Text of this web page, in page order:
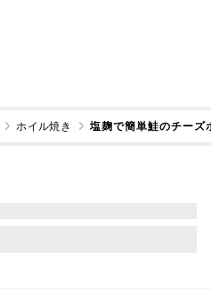
ホイル焼き 塩麹で簡単鮭のチーズ